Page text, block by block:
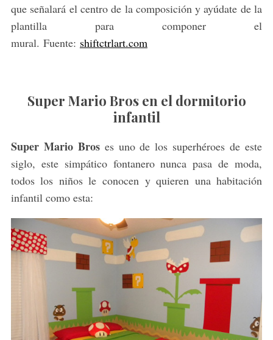
que señalará el centro de la composición y ayúdate de la
plantilla para componer el
mural. Fuente: shiftctrlart.com
Super Mario Bros en el dormitorio
infantil
Super Mario Broses uno de los superhéroes de este
siglo, este simpático fontanero nunca pasa de moda,
todos los niños le conocen y quieren una habitación
infantil como esta:
S
e
a
c
h
f